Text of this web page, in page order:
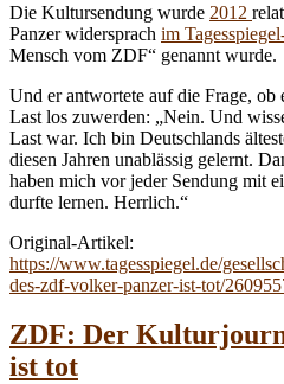
Die Kultursendung wurde 2012
Panzer widersprach im
Mensch vom ZDF“ genannt wurde.
Und er antwortete auf die Frage, ob
Last los zuwerden: „Nein. Und
Last war. Ich bin Deutschlands
diesen Jahren unablässig gelernt.
haben mich vor jeder Sendung mit
durfte lernen. Herrlich.“
Original-Artikel:
https://www.tagesspiegel.de/
des-zdf-volker-panzer-ist-tot/
ZDF: Der
ist tot